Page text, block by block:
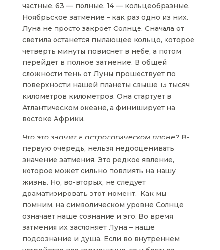
частные, 63 — полные, 14 — кольцеобразные.
Ноябрьское затмение – как раз одно из них.
Луна не просто закроет Солнце. Сначала от
светила останется пылающее кольцо, которое
четверть минуты повиснет в небе, а потом
перейдет в полное затмение. В общей
сложности тень от Луны прошествует по
поверхности нашей планеты свыше 13 тысяч
километров километров. Она стартует в
Атлантическом океане, а финиширует на
востоке Африки.
Что это значит в астрологическом плане?В-
первую очередь, нельзя недооценивать
значение затмения. Это редкое явление,
которое может сильно повлиять на нашу
жизнь. Но, во-вторых, не следует
драматизировать этот момент. Как мы
помним, на символическом уровне Солнце
означает наше сознание и эго. Во время
затмения их заслоняет Луна – наше
подсознание и душа. Если во внутреннем